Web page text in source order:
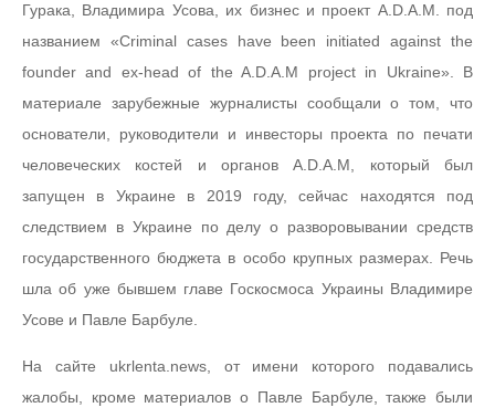
Гурака, Владимира Усова, их бизнес и проект A.D.A.M. под
названием «Criminal cases have been initiated against the
founder and ex-head of the A.D.A.M project in Ukraine». В
материале зарубежные журналисты сообщали о том, что
основатели, руководители и инвесторы проекта по печати
человеческих костей и органов A.D.A.M, который был
запущен в Украине в 2019 году, сейчас находятся под
следствием в Украине по делу о разворовывании средств
государственного бюджета в особо крупных размерах. Речь
шла об уже бывшем главе Госкосмоса Украины Владимире
Усове и Павле Барбуле.
На сайте ukrlenta.news, от имени которого подавались
жалобы, кроме материалов о Павле Барбуле, также были